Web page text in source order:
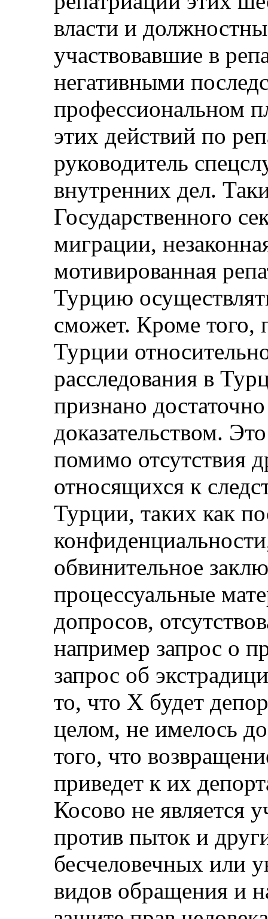
власти и
участвовавшие в
негативными
профессиональном
этих действий по
руководитель
внутренних дел.
Государственного
миграции,
мотивированная
Турцию
сможет. Кроме того,
Турции
расследования в
признано
доказательством.
помимо отсутствия
относящихся к
Турции, таких как
обвинительное
процессуальные
допросов,
например запрос о
запрос об
то, что Х будет
целом, не имелось
того, что
приведет к их
Косово не является
против пыток и
бесчеловечных или
видов обращения и